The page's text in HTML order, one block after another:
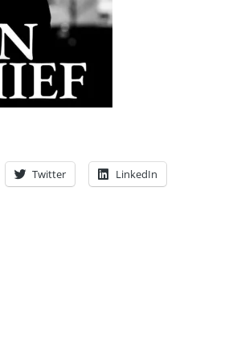
Twitter LinkedIn